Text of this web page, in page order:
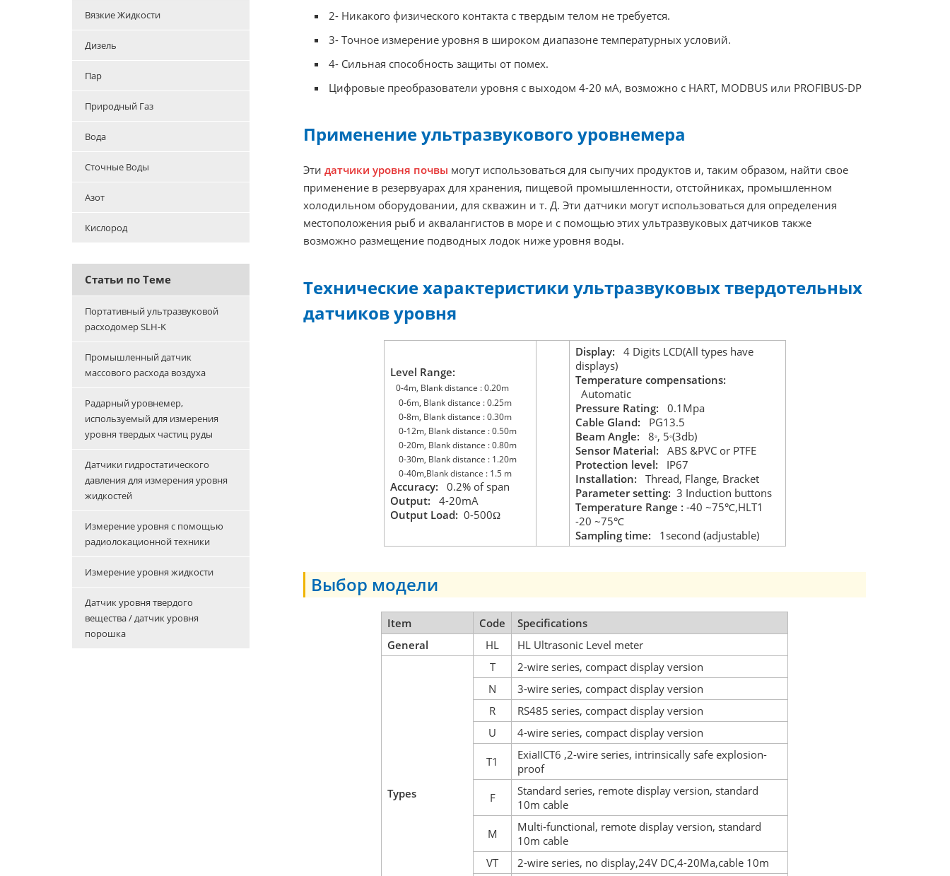
Вязкие Жидкости
Дизель
Пар
Природный Газ
Вода
Сточные Воды
Азот
Кислород
Статьи по Теме
Портативный ультразвуковой
расходомер SLH-K
Промышленный датчик
массового расхода воздуха
Радарный уровнемер,
используемый для измерения
уровня твердых частиц руды
Датчики гидростатического
давления для измерения уровня
жидкостей
Измерение уровня с помощью
радиолокационной техники
Измерение уровня жидкости
Датчик уровня твердого
вещества / датчик уровня
порошка
2- Никакого физического контакта с твердым телом не требуется.
3- Точное измерение уровня в широком диапазоне температурных условий.
4- Сильная способность защиты от помех.
Цифровые преобразователи уровня с выходом 4-20 мА, возможно с HART, MODBUS или PROFIBUS-DP
Применение ультразвукового уровнемера
Этидатчики уровня почвы могут использоваться для сыпучих продуктов и, таким образом, найти свое
применение в резервуарах для хранения, пищевой промышленности, отстойниках, промышленном
холодильном оборудовании, для скважин и т. Д. Эти датчики могут использоваться для определения
местоположения рыб и аквалангистов в море и с помощью этих ультразвуковых датчиков также
возможно размещение подводных лодок ниже уровня воды.
Технические характеристики ультразвуковых твердотельных
датчиков уровня
Level Range:
0-4m, Blank distance : 0.20m
0-6m, Blank distance : 0.25m
0-8m, Blank distance : 0.30m
0-12m, Blank distance : 0.50m
0-20m, Blank distance : 0.80m
0-30m, Blank distance : 1.20m
0-40m,Blank distance : 1.5 m
Accuracy: 0.2% of span
Output:
4-20mA
Output Load: 0-500Ω
Display: 4 Digits LCD(All types have
displays)
Temperature compensations:
Automatic
Pressure Rating: 0.1Mpa
Cable Gland: PG13.5
Beam Angle: 8°, 5°(3db)
Sensor Material: ABS &PVC or PTFE
Protection level: IP67
Installation:
Thread, Flange, Bracket
Parameter setting: 3 Induction buttons
Temperature Range : -40 ~75℃,HLT1
-20 ~75℃
Sampling time: 1second (adjustable)
Выбор модели
Item Code
Specifications
General
HL HL Ultrasonic Level meter
Types
T
2-wire series, compact display version
N
3-wire series, compact display version
R
RS485 series, compact display version
U
4-wire series, compact display version
T1
ExiaIICT6 ,2-wire series, intrinsically safe explosion-
proof
F
Standard series, remote display version, standard
10m cable
M
Multi-functional, remote display version, standard
10m cable
VT
2-wire series, no display,24V DC,4-20Ma,cable 10m